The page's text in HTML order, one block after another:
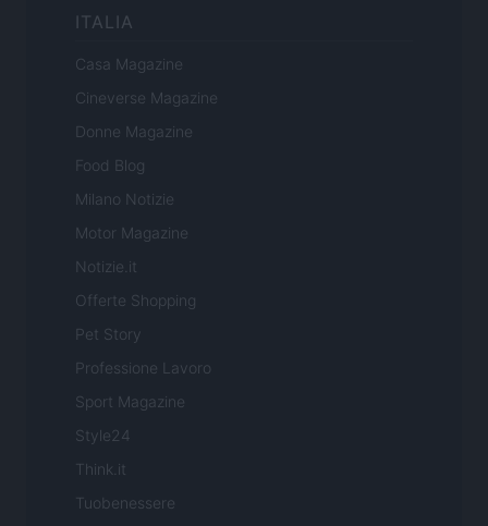
ITALIA
Casa Magazine
Cineverse Magazine
Donne Magazine
Food Blog
Milano Notizie
Motor Magazine
Notizie.it
Offerte Shopping
Pet Story
Professione Lavoro
Sport Magazine
Style24
Think.it
Tuobenessere